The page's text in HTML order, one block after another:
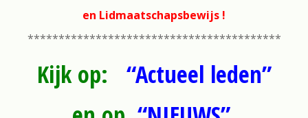
en Lidmaatschapsbewijs !
*****************************************
Kijk op: “Actueel leden”